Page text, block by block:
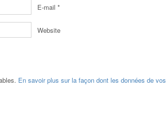
E-mail *
Website
En savoir plus sur la façon dont les données de vos